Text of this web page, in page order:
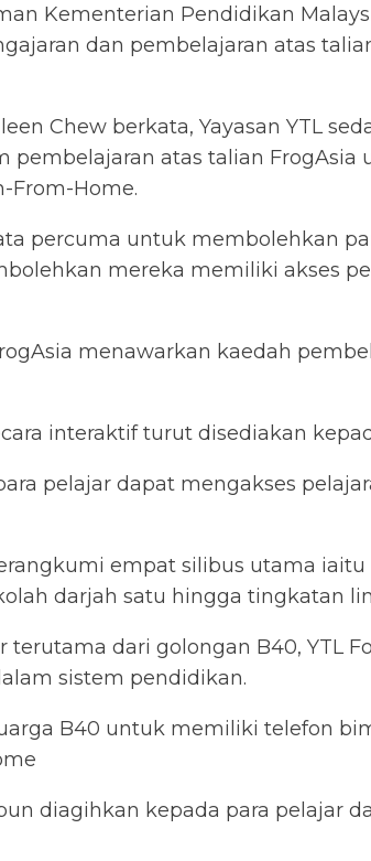
Kementerian Pendidikan
dan pembelajaran atas
Chew berkata, Yayasan YTL
pembelajaran atas talian
From-Home.
percuma untuk membolehkan
mereka memiliki akses
menawarkan kaedah
interaktif turut disediakan
pelajar dapat mengakses
empat silibus utama iaitu
darjah satu hingga tingkatan
dari golongan B40, YTL
sistem pendidikan.
B40 untuk memiliki telefon
diagihkan kepada para pelajar